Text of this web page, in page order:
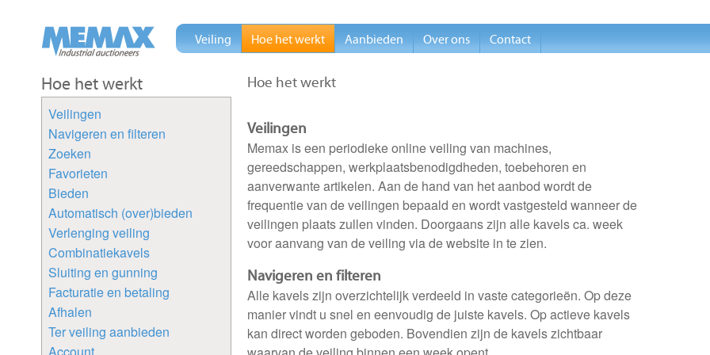
Hoe het werkt
Veilingen
Memax is een periodieke online veiling van machines,
gereedschappen, werkplaatsbenodigdheden, toebehoren en
aanverwante artikelen. Aan de hand van het aanbod wordt de
frequentie van de veilingen bepaald en wordt vastgesteld wanneer de
veilingen plaats zullen vinden. Doorgaans zijn alle kavels ca. week
voor aanvang van de veiling via de website in te zien.
Navigeren en filteren
Alle kavels zijn overzichtelijk verdeeld in vaste categorieën. Op deze
manier vindt u snel en eenvoudig de juiste kavels. Op actieve kavels
kan direct worden geboden. Bovendien zijn de kavels zichtbaar
Hoe het werkt
Veilingen
Navigeren en filteren
Zoeken
Favorieten
Bieden
Automatisch (over)bieden
Verlenging veiling
Combinatiekavels
Sluiting en gunning
Facturatie en betaling
Afhalen
Ter veiling aanbieden
Veiling Hoe het werkt Aanbieden Over ons Contact